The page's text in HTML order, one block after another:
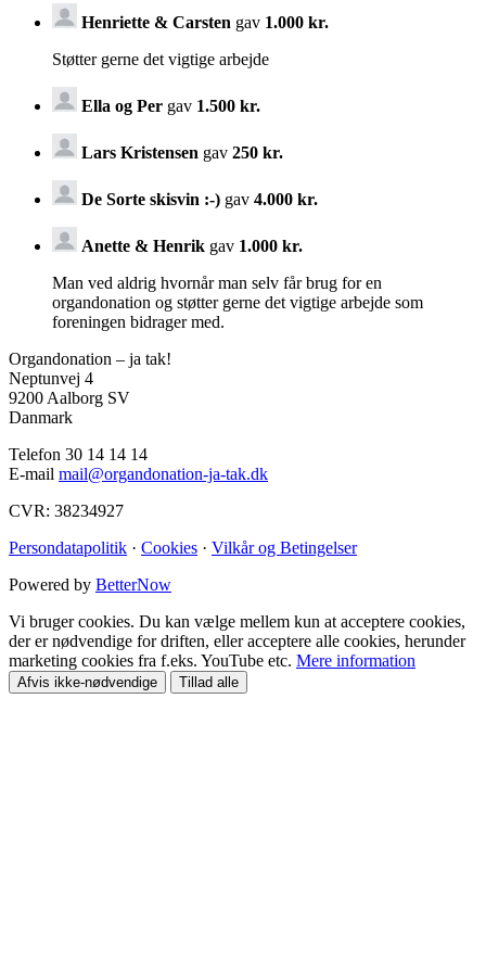
Henriette & Carsten gav 1.000 kr.
Støtter gerne det vigtige arbejde
Ella og Per gav 1.500 kr.
Lars Kristensen gav 250 kr.
De Sorte skisvin :-) gav 4.000 kr.
Anette & Henrik gav 1.000 kr.
Man ved aldrig hvornår man selv får brug for en
organdonation og støtter gerne det vigtige arbejde som
foreningen bidrager med.
Organdonation – ja tak!
Neptunvej 4
9200 Aalborg SV
Danmark
Telefon 30 14 14 14
E-mail mail@organdonation-ja-tak.dk
CVR: 38234927
Persondatapolitik · Cookies · Vilkår og Betingelser
Powered by BetterNow
Vi bruger cookies. Du kan vælge mellem kun at acceptere cookies,
der er nødvendige for driften, eller acceptere alle cookies, herunder
marketing cookies fra f.eks. YouTube etc. Mere information
Afvis ikke-nødvendige Tillad alle